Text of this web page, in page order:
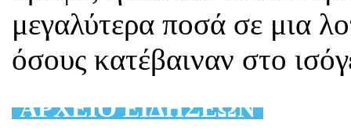
μεγαλύτερα ποσά σε μια
όσους κατέβαιναν στο
AΡΧΕΙΟ ΕΙΔΗΣΕΩΝ